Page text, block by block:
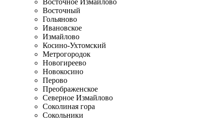
Восточное Измайлово
Восточный
Гольяново
Ивановское
Измайлово
Косино-Ухтомский
Метрогородок
Новогиреево
Новокосино
Перово
Преображенское
Северное Измайлово
Соколиная гора
Сокольники